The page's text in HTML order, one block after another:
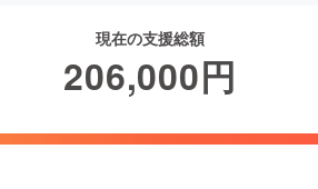
現在の支援総額
206,000円